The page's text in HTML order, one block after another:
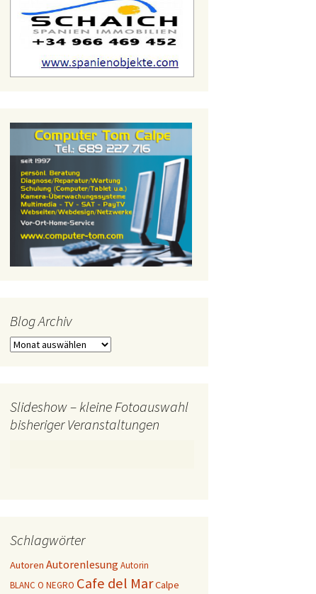
– 2013
– 2012
– 2011
– 2009
– 2008
Blog Archiv
Blog
Slideshow – kleine Fotoauswahl
bisheriger Veranstaltungen
Schlagwörter
Autoren Autorenlesung Autorin
BLANC O NEGRO Cafe del MarCalpe